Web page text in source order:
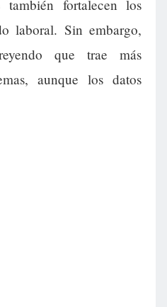
fortalecen los
laboral. Sin embargo,
que trae más
aunque los datos